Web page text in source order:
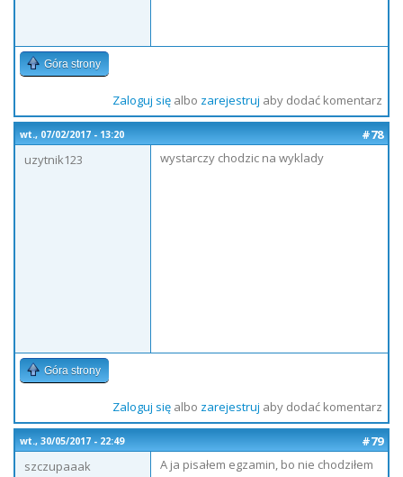
Góra strony
Zaloguj sięalbo zarejestruj aby dodać komentarz
wt., 07/02/2017 - 13:20
#78
uzytnik123
wystarczy chodzic na wyklady
Góra strony
Zaloguj sięalbo zarejestruj aby dodać komentarz
wt., 30/05/2017 - 22:49
#79
szczupaaak
A ja pisałem egzamin, bo nie chodziłem